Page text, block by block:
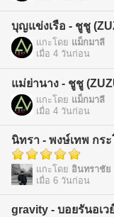
บุญแข่งเรือ - ชูชู
แกะโดย แม็กมาลี
เมื่อ 4 วันก่อน
แม่ย่านาง - ชูชู
แกะโดย แม็กมาลี
เมื่อ 4 วันก่อน
นิทรา - พงษ์เทพ กร
แกะโดย อินทราชัย
เมื่อ 6 วันก่อน
gravity - บอยรันอเว